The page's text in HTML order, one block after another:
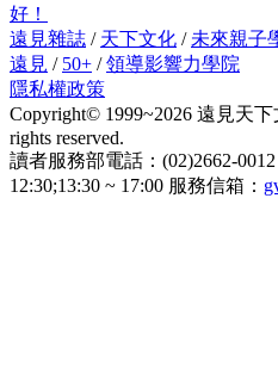
好！
遠見雜誌 / 天下文化 / 未來親子
遠見 / 50+ /領導影響力學院
隱私權政策
Copyright© 1999~2026 遠見天
rights reserved.
讀者服務部電話：(02)2662-
12:30;13:30 ~ 17:00 服務信箱：